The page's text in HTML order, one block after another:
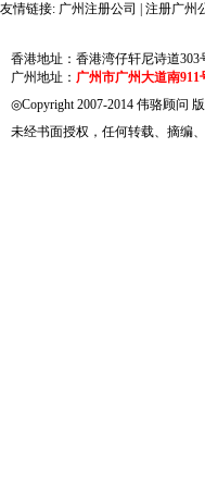
友情链接: 广州注册公司 注册广州
香港地址：香港湾仔轩尼诗道303
广州地址： 广州市广州大道南911
◎Copyright 2007-2014 伟骆顾问
未经书面授权，任何转载、摘编